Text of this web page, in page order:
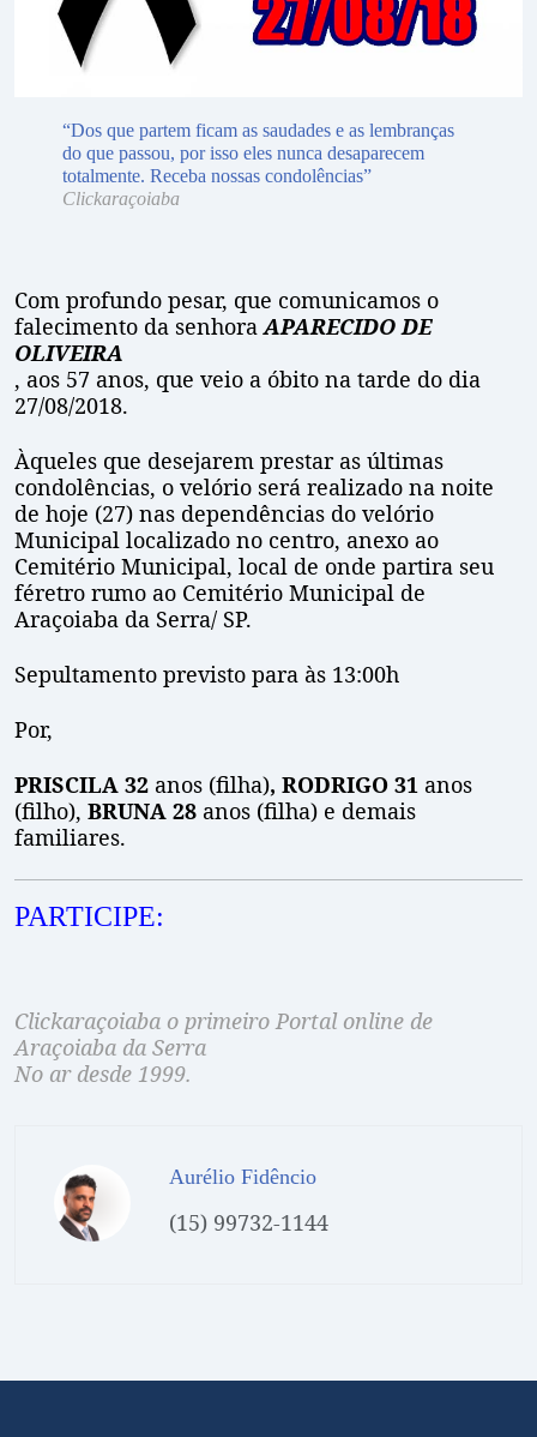
“Dos que partem ficam as saudades e as lembranças
do que passou, por isso eles nunca desaparecem
totalmente. Receba nossas condolências”
Clickaraçoiaba
Com profundo pesar, que comunicamos o
falecimento da senhoraAPARECIDO DE
OLIVEIRA
, aos 57 anos, que veio a óbito na tarde do dia
27/08/2018.
Àqueles que desejarem prestar as últimas
condolências, o velório será realizado na noite
de hoje (27) nas dependências do velório
Municipal localizado no centro, anexo ao
Cemitério Municipal, local de onde partira seu
féretro rumo ao Cemitério Municipal de
Araçoiaba da Serra/ SP.
Sepultamento previsto para às 13:00h
Por,
PRISCILA 32 anos (filha), RODRIGO 31 anos
(filho), BRUNA 28 anos (filha) e demais
familiares.
PARTICIPE:
Clickaraçoiaba o primeiro Portal online de
Araçoiaba da Serra
No ar desde 1999.
Aurélio Fidêncio
(15) 99732-1144